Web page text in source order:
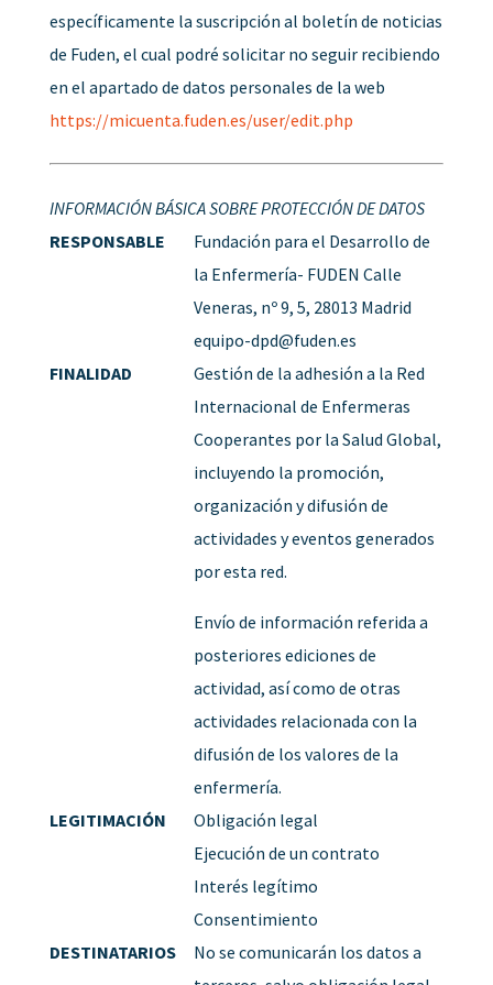
específicamente la suscripción al boletín de noticias
de Fuden, el cual podré solicitar no seguir recibiendo
en el apartado de datos personales de la web
https://micuenta.fuden.es/user/edit.php
INFORMACIÓN BÁSICA SOBRE PROTECCIÓN DE DATOS
RESPONSABLE
Fundación para el Desarrollo de
la Enfermería- FUDEN Calle
Veneras, nº 9, 5, 28013 Madrid
equipo-dpd@fuden.es
FINALIDAD
Gestión de la adhesión a la Red
Internacional de Enfermeras
Cooperantes por la Salud Global,
incluyendo la promoción,
organización y difusión de
actividades y eventos generados
por esta red.
Envío de información referida a
posteriores ediciones de
actividad, así como de otras
actividades relacionada con la
difusión de los valores de la
enfermería.
LEGITIMACIÓN
Obligación legal
Ejecución de un contrato
Interés legítimo
Consentimiento
DESTINATARIOS
No se comunicarán los datos a